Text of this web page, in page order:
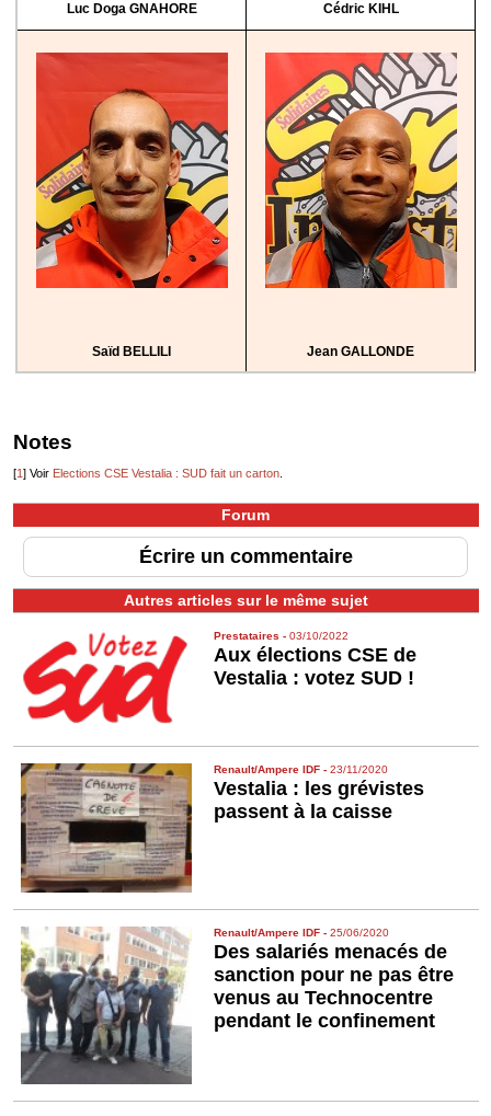
Luc Doga GNAHORE Cédric KIHL
Saïd BELLILI Jean GALLONDE
Notes
[1] Voir Elections CSE Vestalia : SUD fait un carton.
Forum
Écrire un commentaire
Autres articles sur le même sujet
Prestataires -03/10/2022
Aux élections CSE de
Vestalia : votez SUD !
Renault/Ampere IDF -23/11/2020
Vestalia : les grévistes
passent à la caisse
Renault/Ampere IDF -25/06/2020
Des salariés menacés de
sanction pour ne pas être
venus au Technocentre
pendant le confinement